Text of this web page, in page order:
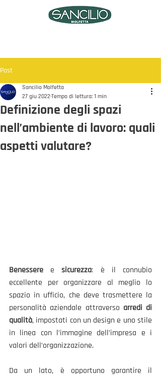
Post
Definizione degli spazi
nell’ambiente di lavoro: quali
aspetti valutare?
Sancilio Molfetta
27 giu 2022 Tempo di lettura: 1 min
Benessere e sicurezza: è il connubio
eccellente per organizzare al meglio lo
spazio in ufficio, che deve trasmettere la
personalità aziendale attraverso arredi di
qualità, impostati con un design e uno stile
in linea con l’immagine dell’impresa e i
valori dell’organizzazione.
Da un lato, è opportuno garantire il